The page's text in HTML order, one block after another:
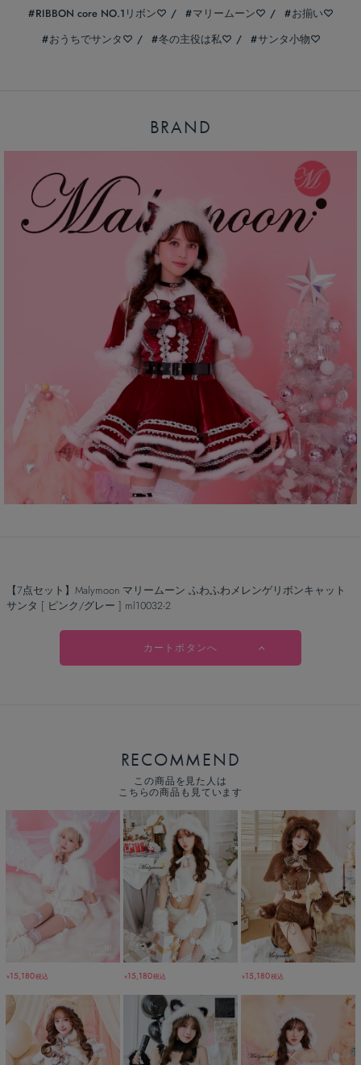
RIBBON core NO.1リボン♡
マリームーン♡
お揃い♡
おうちでサンタ♡
冬の主役は私♡ サンタ小物♡
BRAND
【7点セット】Malymoon マリームーン ふわふわメレンゲリボンキャット
サンタ [ ピンク/グレー ] ml10032-2
カートボタンへ
RECOMMEND
この商品を見た人は
こちらの商品も見ています
￥15,180税込 ￥15,180税込 ￥15,180税込